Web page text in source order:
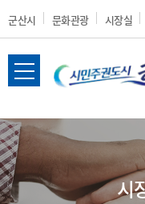
군산시 문화관광 시장실
전
메
뉴
열
기
시